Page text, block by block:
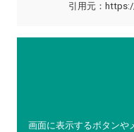
引用元：
画面に表示するボタンや